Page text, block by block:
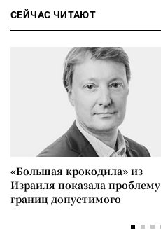
СЕЙЧАС ЧИТАЮТ
«Большая крокодила» из
Израиля показала проблему
границ допустимого